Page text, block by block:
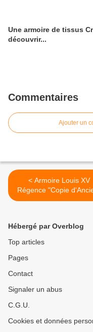
Une armoire de tissus
découvrir...
Commentaires
Ajouter un
< Armoire Louis XV
Régence "Copie
Hébergé par Overblog
Top articles
Pages
Contact
Signaler un abus
C.G.U.
Cookies et données